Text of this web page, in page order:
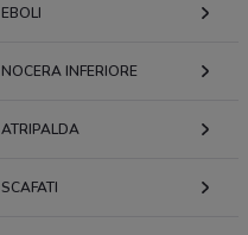
EBOLI
NOCERA INFERIORE
ATRIPALDA
SCAFATI